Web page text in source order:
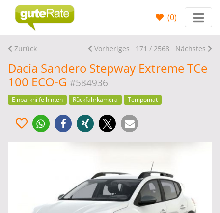
(0)
Zurück Vorheriges 171 / 2568 Nächstes
Dacia Sandero Stepway Extreme TCe
100 ECO-G #584936
Einparkhilfe hinten Rückfahrkamera Tempomat